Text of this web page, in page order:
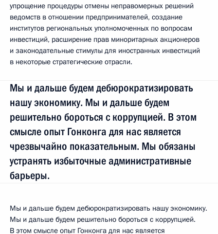
упрощение процедуры отмены неправомерных решений
ведомств в отношении предпринимателей, создание
институтов региональных уполномоченных по вопросам
инвестиций, расширение прав миноритарных акционеров
и законодательные стимулы для иностранных инвестиций
в некоторые стратегические отрасли.
Мы и дальше будем дебюрократизировать
нашу экономику. Мы и дальше будем
решительно бороться с коррупцией. В этом
смысле опыт Гонконга для нас является
чрезвычайно показательным. Мы обязаны
устранять избыточные административные
барьеры.
Мы и дальше будем дебюрократизировать нашу экономику.
Мы и дальше будем решительно бороться с коррупцией.
В этом смысле опыт Гонконга для нас является